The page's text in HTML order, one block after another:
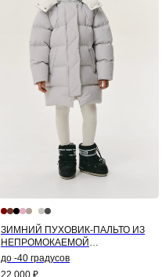
ЗИМНИЙ ПУХОВИК-ПАЛЬТО ИЗ
НЕПРОМОКАЕМОЙ
МЕМБРАНЫ КОЛОР-БЛОК
до -40 градусов
22 000 ₽